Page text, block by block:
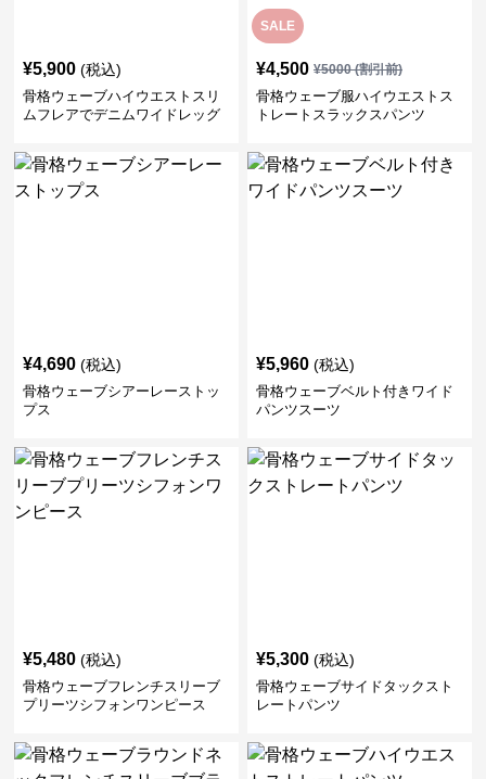
¥5,900 (税込)
骨格ウェーブハイウエストスリ
ムフレアでデニムワイドレッグ
SALE
¥4,500 ¥5000(割引前)
骨格ウェーブ服ハイウエストス
トレートスラックスパンツ
¥4,690 (税込)
骨格ウェーブシアーレーストッ
プス
¥5,960 (税込)
骨格ウェーブベルト付きワイド
パンツスーツ
¥5,480 (税込)
骨格ウェーブフレンチスリーブ
プリーツシフォンワンピース
¥5,300 (税込)
骨格ウェーブサイドタックスト
レートパンツ